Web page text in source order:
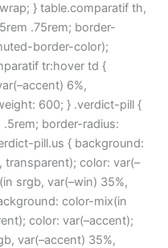
} table.comparatif th,
.75rem; border-
border-color);
tr:hover td {
6%,
600; } .verdict-pill {
border-radius:
pill.us { background:
transparent); color: var(–
srgb, var(–win) 35%,
color-mix(in
color: var(–accent);
var(–accent) 35%,